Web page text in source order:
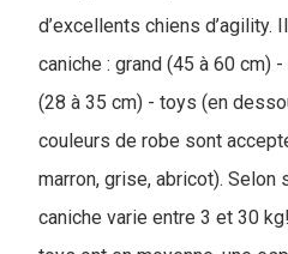
d’excellents chiens
caniche : grand (45 à 60 cm)
(28 à 35 cm) - toys (en
couleurs de robe sont
marron, grise, abricot). Selon
caniche varie entre 3 et 30